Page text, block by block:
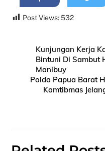
Post Views: 532
Kunjungan Kerja
Bintuni Di Sambut
Manibuy
Polda Papua Barat
Kamtibmas